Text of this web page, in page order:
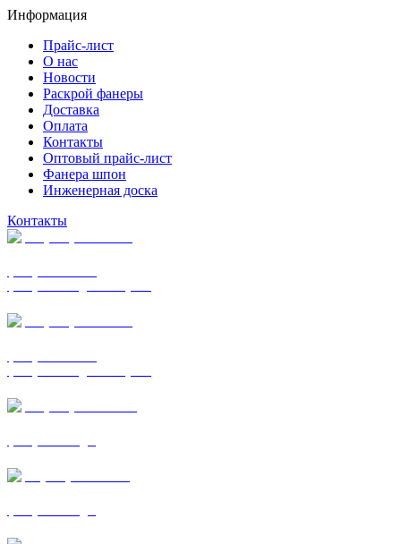
Информация
Прайс-лист
О нас
Новости
Раскрой фанеры
Доставка
Оплата
Контакты
Оптовый прайс-лист
Фанера шпон
Инженерная доска
Контакты